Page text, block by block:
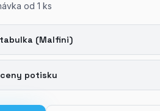
od 1 ks
(Malfini)
ceny potisku